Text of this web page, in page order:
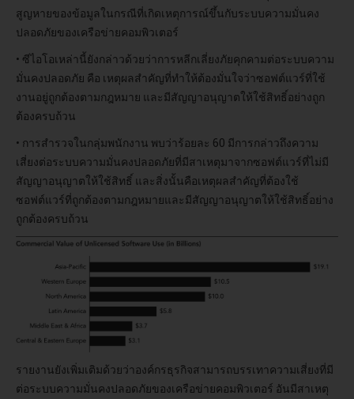
สูญหายของข้อมูลในกรณีที่เกิดเหตุการณ์ขึ้นกับระบบความมั่นคง
ปลอดภัยของเครือข่ายคอมพิวเตอร์
• ซีไอโอเหล่านี้ยังกล่าวด้วยว่าการหลีกเลี่ยงภัยคุกคามต่อระบบความ
มั่นคงปลอดภัย คือ เหตุผลสำคัญที่ทำให้ต้องมั่นใจว่าซอฟต์แวร์ที่ใช้
งานอยู่ถูกต้องตามกฎหมาย และมีสัญญาอนุญาตให้ใช้สิทธิ์อย่างถูก
ต้องครบถ้วน
• การสำรวจในกลุ่มพนักงาน พบว่าร้อยละ 60 มีการกล่าวถึงความ
เสี่ยงต่อระบบความมั่นคงปลอดภัยที่มีสาเหตุมาจากซอฟต์แวร์ที่ไม่มี
สัญญาอนุญาตให้ใช้สิทธิ์ และสิ่งนั้นคือเหตุผลสำคัญที่ต้องใช้
ซอฟต์แวร์ที่ถูกต้องตามกฎหมายและมีสัญญาอนุญาตให้ใช้สิทธิ์อย่าง
ถูกต้องครบถ้วน
รายงานยังเพิ่มเติมด้วยว่าองค์กรธุรกิจสามารถบรรเทาความเสี่ยงที่มี
ต่อระบบความมั่นคงปลอดภัยของเครือข่ายคอมพิวเตอร์ อันมีสาเหตุ